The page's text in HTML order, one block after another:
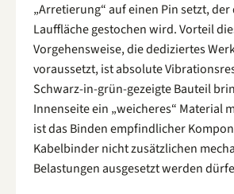
„Arretierung“ auf einen Pin setzt,
Lauffläche gestochen wird. Vorteil
Vorgehensweise, die dediziertes
voraussetzt, ist absolute
Schwarz-in-grün-gezeigte Bauteil
Innenseite ein „weicheres“ Material
ist das Binden empfindlicher
Kabelbinder nicht zusätzlichen
Belastungen ausgesetzt werden